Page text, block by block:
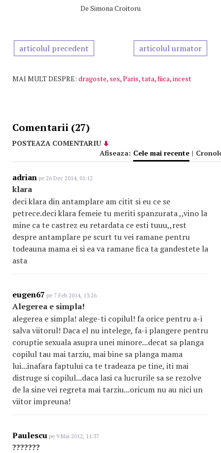
De Simona Croitoru
articolul precedent articolul urmator
MAI MULT DESPRE: dragoste, sex,Paris,tata,fiica,incest
Comentarii (27)
POSTEAZA COMENTARIU
Afiseaza: Cele mai recente |
adrian pe 26 Dec 2014, 01:12
klara
deci klara din antamplare am citit si eu ce se
petrece.deci klara femeie tu meriti spanzurata ,,vino la
mine ca te castrez eu retardata ce esti tuuu,,rest
despre antamplare pe scurt tu vei ramane pentru
todeauna mama ei si ea va ramane fica ta gandestete la
asta
eugen67 pe 7 Feb 2014, 13:26
Alegerea e simpla!
alegerea e simpla! alege-ti copilul! fa orice pentru a-i
salva viitorul! Daca el nu intelege, fa-i plangere pentru
coruptie sexuala asupra unei minore...decat sa planga
copilul tau mai tarziu, mai bine sa planga mama
lui...inafara faptului ca te tradeaza pe tine, iti mai
distruge si copilul...daca lasi ca lucrurile sa se rezolve
de la sine vei regreta mai tarziu...oricum nu au nici un
viitor impreuna!
Paulescu pe 9 Mai 2012, 11:37
???????